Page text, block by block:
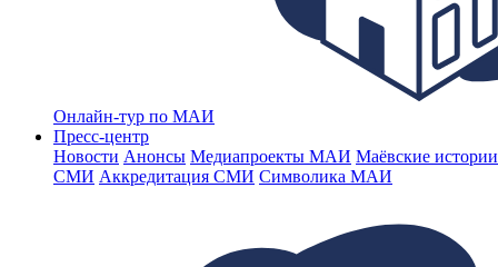
Онлайн-тур по МАИ
Пресс-центр
Новости Анонсы Медиапроекты МАИ Маёвские
СМИ Аккредитация СМИ Символика МАИ